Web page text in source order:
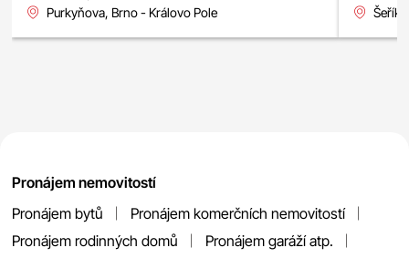
Purkyňova, Brno - Královo Pole
Pronájem nemovitostí
Pronájem bytů
Pronájem komerčních nemovitostí
Pronájem rodinných domů
Pronájem garáží atp.